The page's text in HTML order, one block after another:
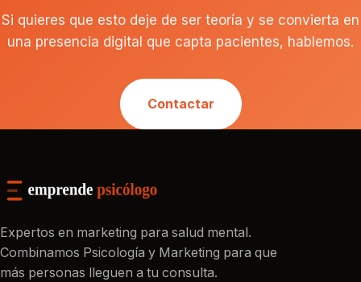
Si quieres que esto deje de ser teoría y se convierta en
una presencia digital que capta pacientes, hablemos.
Contactar
Expertos en marketing para salud mental.
Combinamos Psicología y Marketing para que
más personas lleguen a tu consulta.